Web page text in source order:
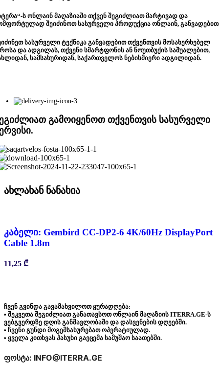
ს ონლაინ მაღაზიაში თქვენ შეგიძლიათ მარტივად და
შეიძინოთ სასურველი პროდუქცია ონლაინ,
სასურველი ტექნიკა განვადებით თქვენთვის მოსახერხებელ
და ადგილას, თქვენი სმარტფონის ან ნოუთბუქის საშუალებით,
სამსახურიდან, საქართველოს ნებისმიერი ადგილიდან.
გამოიყენოთ თქვენთვის სასურველი
ახლახან ნანახია
კაბელი: Gembird CC-DP2-6 4K/60Hz DisplayPort
Cable 1.8m
11,25 ₾
ჩვენ გვინდა გავამახვილოთ ყურადღება:
• შეკვეთა შეგიძლიათ განათავსოთ ონლაინ მაღაზიის ITERRA.GE-ს
ვებგვერდზე დღის განმავლობაში და დასვენების დღეებში.
• ჩვენი გუნდი მოგემსახურებათ ოპერატიულად.
• ყველა კითხვას პასუხი გაეცემა სამუშაო საათებში.
ფოსტა: INFO@ITERRA.GE